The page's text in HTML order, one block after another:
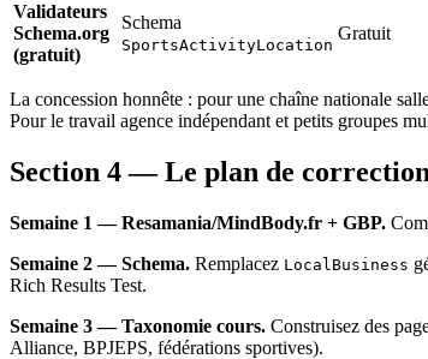
Validateurs
Schema.org
(gratuit)
Schema
SportsActivityLocation
Gratuit
La concession honnête : pour une chaîne nationale
Pour le travail agence indépendant et petits groupes
Section 4 — Le plan de
Semaine 1 — Resamania/MindBody.fr + GBP.
Semaine 2 — Schema. Remplacez LocalBusiness
Rich Results Test.
Semaine 3 — Taxonomie cours. Construisez des
Alliance, BPJEPS, fédérations sportives).